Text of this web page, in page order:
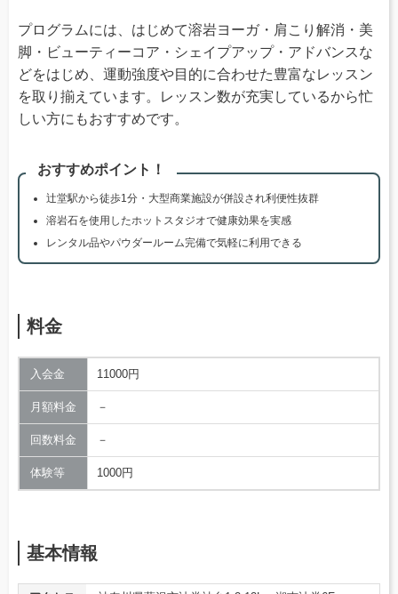
プログラムには、はじめて溶岩ヨーガ・肩こり解消・美
脚・ビューティーコア・シェイプアップ・アドバンスな
どをはじめ、運動強度や目的に合わせた豊富なレッスン
を取り揃えています。レッスン数が充実しているから忙
しい方にもおすすめです。
おすすめポイント！
辻堂駅から徒歩1分・大型商業施設が併設され利便性抜群
溶岩石を使用したホットスタジオで健康効果を実感
レンタル品やパウダールーム完備で気軽に利用できる
料金
入会金 11000円
月額料金 －
回数料金 －
体験等 1000円
基本情報